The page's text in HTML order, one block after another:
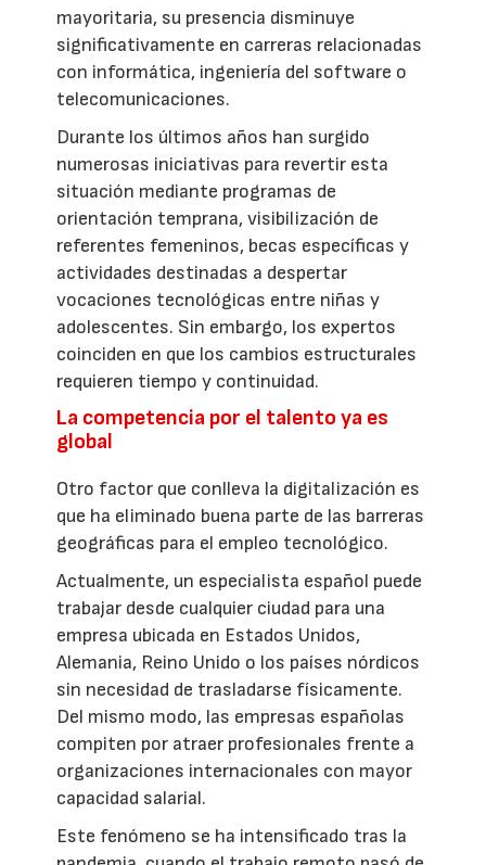
mayoritaria, su presencia disminuye
significativamente en carreras relacionadas
con informática, ingeniería del software o
telecomunicaciones.
Durante los últimos años han surgido
numerosas iniciativas para revertir esta
situación mediante programas de
orientación temprana, visibilización de
referentes femeninos, becas específicas y
actividades destinadas a despertar
vocaciones tecnológicas entre niñas y
adolescentes. Sin embargo, los expertos
coinciden en que los cambios estructurales
requieren tiempo y continuidad.
La competencia por el talento ya es
global
Otro factor que conlleva la digitalización es
que ha eliminado buena parte de las barreras
geográficas para el empleo tecnológico.
Actualmente, un especialista español puede
trabajar desde cualquier ciudad para una
empresa ubicada en Estados Unidos,
Alemania, Reino Unido o los países nórdicos
sin necesidad de trasladarse físicamente.
Del mismo modo, las empresas españolas
compiten por atraer profesionales frente a
organizaciones internacionales con mayor
capacidad salarial.
Este fenómeno se ha intensificado tras la